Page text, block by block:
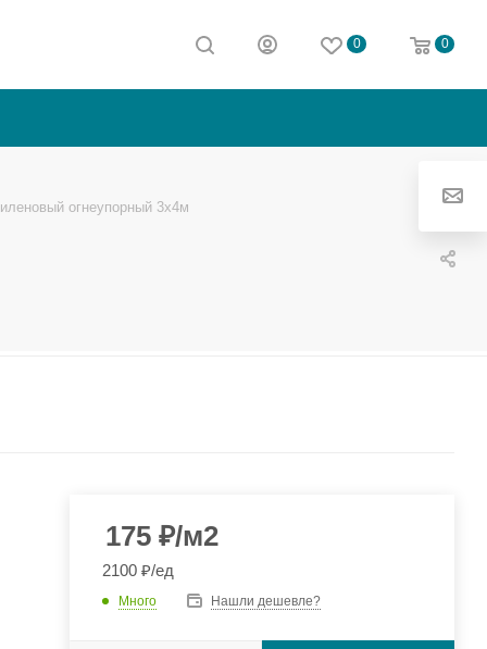
0 0
огнеупорный 3х4м
175₽/м2
2100 ₽/ед
Много Нашли дешевле?